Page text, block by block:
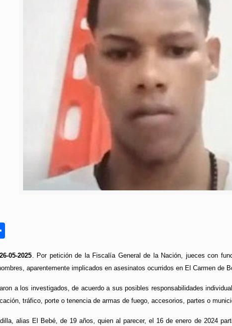
05-2025. Por petición de la Fiscalía General de la Nación, jueces con
aparentemente implicados en asesinatos ocurridos en El Carmen de
a los investigados, de acuerdo a sus posibles responsabilidades
tráfico, porte o tenencia de armas de fuego, accesorios, partes o
alias El Bebé, de 19 años, quien al parecer, el 16 de enero de 2024